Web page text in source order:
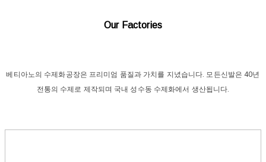
Our Factories
베티아노의 수제화공장은 프리미엄 품질과 가치를 지녔습니다. 모든신발은 40년
전통의 수제로 제작되며 국내 성수동 수제화에서 생산됩니다.